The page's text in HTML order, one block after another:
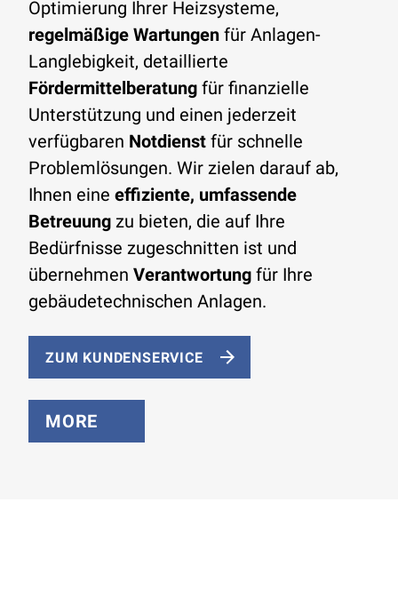
Optimierung Ihrer Heizsysteme,
regelmäßige Wartungen für Anlagen-
Langlebigkeit, detaillierte
Fördermittelberatung für finanzielle
Unterstützung und einen jederzeit
verfügbaren Notdienst für schnelle
Problemlösungen. Wir zielen darauf ab,
Ihnen eine effiziente, umfassende
Betreuung zu bieten, die auf Ihre
Bedürfnisse zugeschnitten ist und
übernehmen Verantwortung für Ihre
gebäudetechnischen Anlagen.
ZUM KUNDENSERVICE
MORE